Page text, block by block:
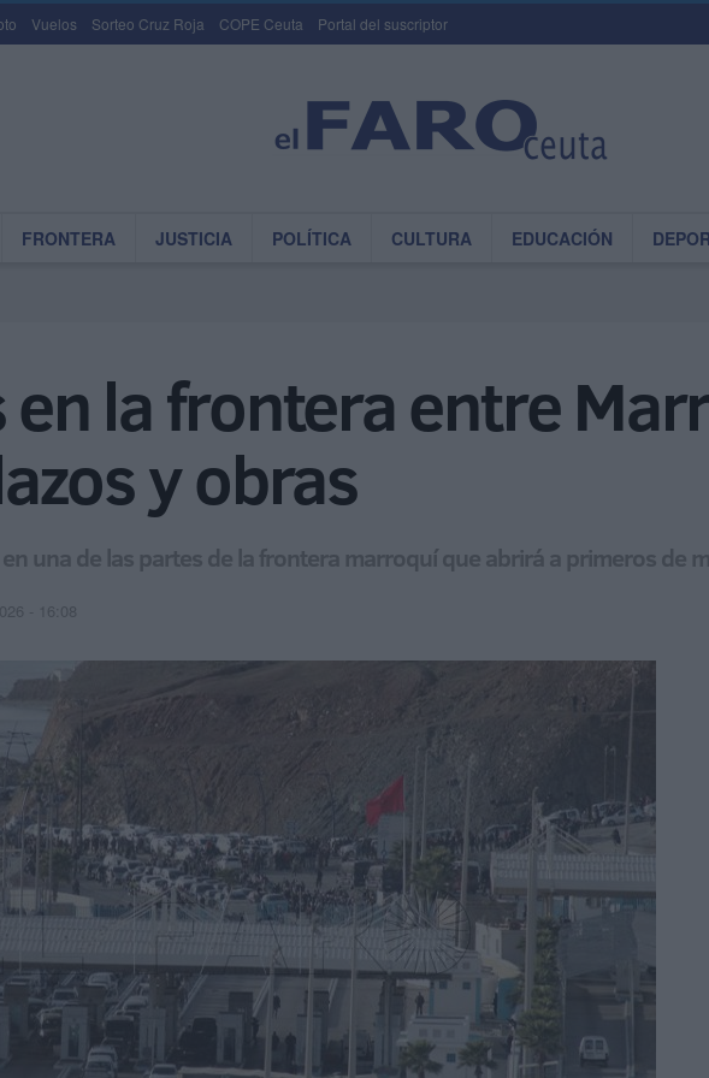
Vuelos Sorteo Cruz Roja COPE Ceuta Portal del suscriptor
FRONTERA JUSTICIA POLÍTICA CULTURA EDUCACIÓN
en la frontera entre
y obras
una de las partes de la frontera marroquí que abrirá a primeros de
- 16:08